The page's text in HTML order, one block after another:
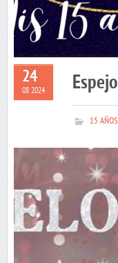
24
08 2024
15 AÑOS